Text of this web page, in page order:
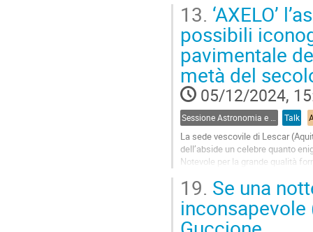
Go
to
contribution
page
13. ‘AXELO’
possibili
pavimentale
metà del
05/12/2024,
Talk
La sede vescovile di Lescar
dell’abside un celebre quanto
Notevole per la grande qualità
Go
to
contribution
19. Se una